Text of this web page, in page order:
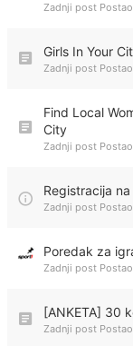
Zadnji post
Girls In Your
Zadnji post
Find Local
City
Zadnji post
Registracija
Zadnji post
Poredak za
Zadnji post
[ANKETA] 30
Zadnji post